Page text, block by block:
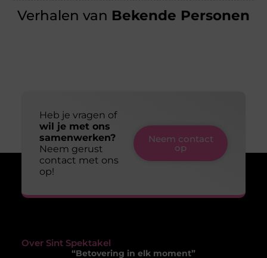
Verhalen van Bekende Personen
Heb je vragen of
wil je met ons
samenwerken?
Neem gerust
contact met ons
op!
Neem contact
op
Over Sint Spektakel
“Betovering in elk moment”